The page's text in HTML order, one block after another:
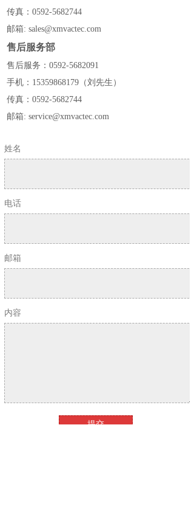
传真：0592-5682744
邮箱: sales@xmvactec.com
售后服务部
售后服务：0592-5682091
手机：15359868179（刘先生）
传真：0592-5682744
邮箱: service@xmvactec.com
姓名
电话
邮箱
内容
提交